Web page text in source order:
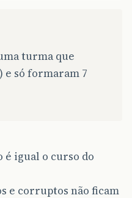
turma que
e só formaram 7
é igual o curso do
e corruptos não ficam